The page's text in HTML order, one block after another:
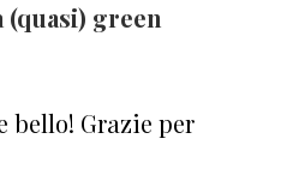
(quasi) green
bello! Grazie per